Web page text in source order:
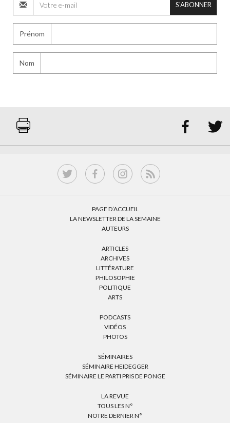
S'ABONNER
Prénom
Nom
 
PAGE D’ACCUEIL
LA NEWSLETTER DE LA SEMAINE
AUTEURS
ARTICLES
ARCHIVES
LITTÉRATURE
PHILOSOPHIE
POLITIQUE
ARTS
PODCASTS
VIDÉOS
PHOTOS
SÉMINAIRES
SÉMINAIRE HEIDEGGER
SÉMINAIRE LE PARTI PRIS DE PONGE
LA REVUE
TOUS LES N°
NOTRE DERNIER N°